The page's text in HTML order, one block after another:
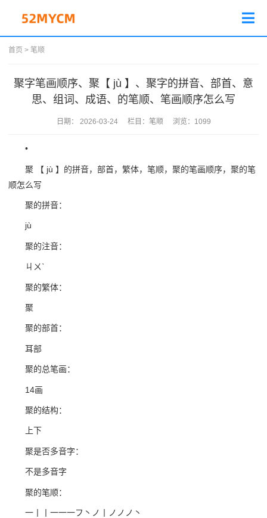
首页 > 笔顺
聚字笔画顺序、聚【 jù 】、聚字的拼音、部首、意
思、组词、成语、的笔顺、笔画顺序怎么写
日期： 2026-03-24 栏目： 笔顺 浏览： 1099
•
聚 【 jù 】的拼音，部首，繁体，笔顺，聚的笔画顺序，聚的笔
顺怎么写
聚的拼音：
jù
聚的注音：
ㄐㄨˋ
聚的繁体：
聚
聚的部首：
耳部
聚的总笔画：
14画
聚的结构：
上下
聚是否多音字：
不是多音字
聚的笔顺：
一丨丨一一一フ丶ノ丨ノノノ丶